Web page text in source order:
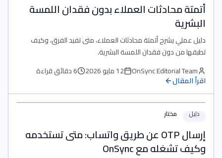
أتمتة محادثات العملاء بدون فقدان اللمسة
البشرية
دليل عملي يشرح أتمتة محادثات العملاء، متى تفيد الفرق، وكيف
تطبقها من دون فقدان اللمسة البشرية.
OnSync Editorial Team
12 مايو 2026 6 دقائق قراءة
اقرأ المقال
دليل مختار
إرسال OTP عن طريق واتساب: متى تستخدمه
وكيف تشغله مع OnSync